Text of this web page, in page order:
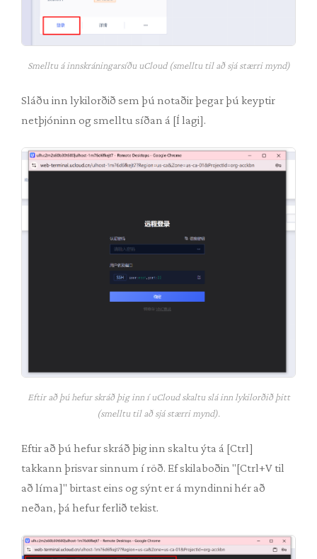
Smelltu á innskráningarsíðu uCloud (smelltu til að sjá stærri mynd)
Sláðu inn lykilorðið sem þú notaðir þegar þú keyptir
netþjóninn og smelltu síðan á [Í lagi].
Eftir að þú hefur skráð þig inn í uCloud skaltu slá inn lykilorðið þitt
(smelltu til að sjá stærri mynd).
Eftir að þú hefur skráð þig inn skaltu ýta á [Ctrl]
takkann þrisvar sinnum í röð. Ef skilaboðin "[Ctrl+V til
að líma]" birtast eins og sýnt er á myndinni hér að
neðan, þá hefur ferlið tekist.